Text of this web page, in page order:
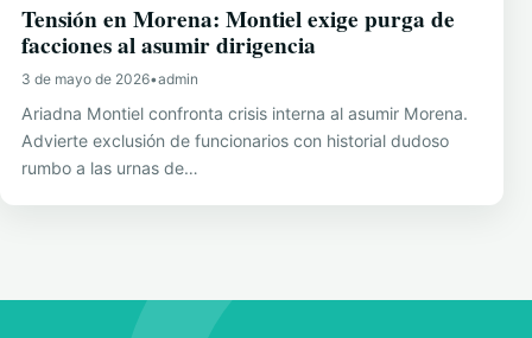
Tensión en Morena: Montiel exige purga de
facciones al asumir dirigencia
3 de mayo de 2026•admin
Ariadna Montiel confronta crisis interna al asumir Morena.
Advierte exclusión de funcionarios con historial dudoso
rumbo a las urnas de…